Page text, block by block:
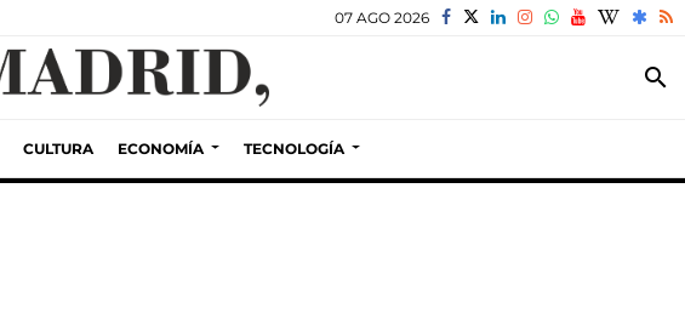
07 AGO 2026
search
CULTURA ECONOMÍA TECNOLOGÍA